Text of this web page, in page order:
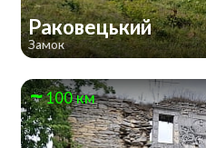
Раковецький
Замок
100 км